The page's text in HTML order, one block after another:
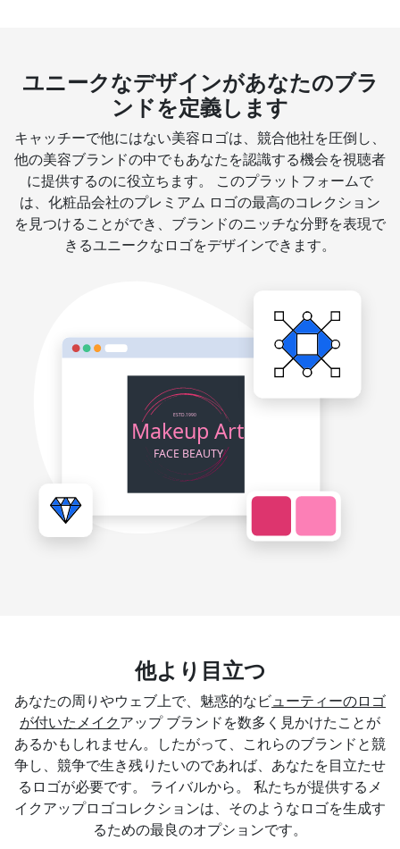
ユニークなデザインがあなたのブラ
ンドを定義します
キャッチーで他にはない美容ロゴは、競合他社を圧倒し、
他の美容ブランドの中でもあなたを認識する機会を視聴者
に提供するのに役立ちます。 このプラットフォームで
は、化粧品会社のプレミアム ロゴの最高のコレクション
を見つけることができ、ブランドのニッチな分野を表現で
きるユニークなロゴをデザインできます。
他より目立つ
あなたの周りやウェブ上で、魅惑的なビ ューティーのロゴ
が付いたメイク アップ ブランドを数多く見かけたことが
あるかもしれません。したがって、これらのブランドと競
争し、競争で生き残りたいのであれば、あなたを目立たせ
るロゴが必要です。 ライバルから。 私たちが提供するメ
イクアップロゴコレクションは、そのようなロゴを生成す
るための最良のオプションです。